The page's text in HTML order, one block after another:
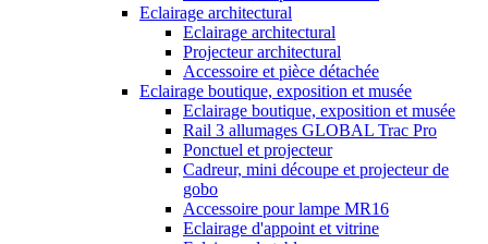
Eclairage architectural
Eclairage architectural
Projecteur architectural
Accessoire et pièce détachée
Eclairage boutique, exposition et musée
Eclairage boutique, exposition et musée
Rail 3 allumages GLOBAL Trac Pro
Ponctuel et projecteur
Cadreur, mini découpe et projecteur de
gobo
Accessoire pour lampe MR16
Eclairage d'appoint et vitrine